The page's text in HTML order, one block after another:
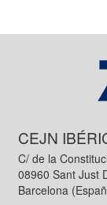
CEJN
C/ de la
08960 Sant Just
Barcelona